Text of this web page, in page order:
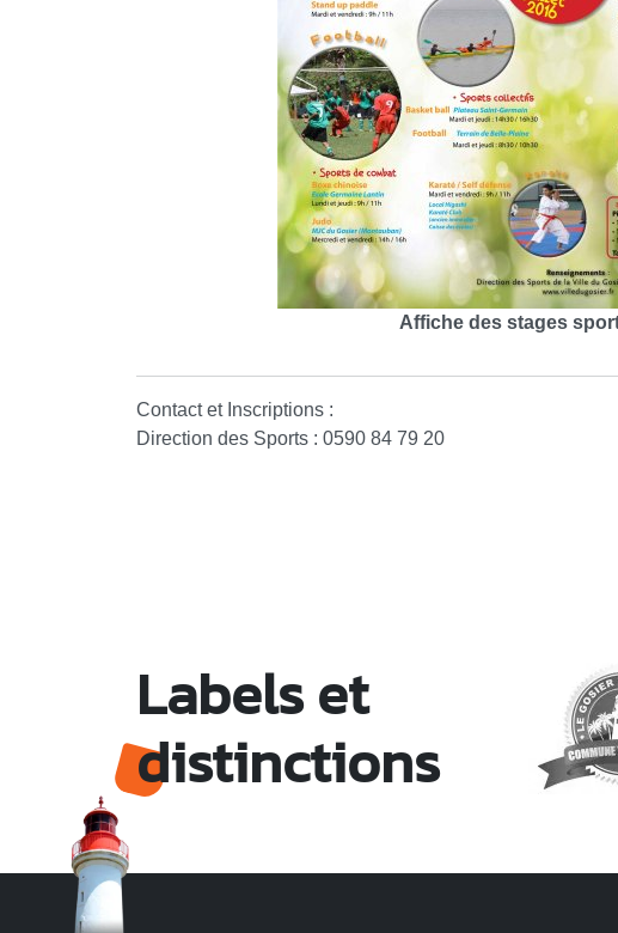
Affiche des stages
Contact et Inscriptions :
Direction des Sports : 0590 84 79 20
Labels et
distinctions